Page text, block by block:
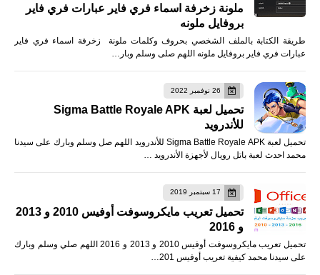
ملونة زخرفة اسماء فري فاير عبارات فري فاير
بروفايل ملونه
طريقة الكتابة بالملف الشخصي بحروف وكلمات ملونة زخرفة اسماء فري فاير
عبارات فري فاير بروفايل ملونه اللهم صلى وسلم وبار…
26 نوفمبر 2022
تحميل لعبة Sigma Battle Royale APK
للأندرويد
تحميل لعبة Sigma Battle Royale APK للأندرويد اللهم صل وسلم وبارك على سيدنا
محمد احدث لعبة باتل رويال لأجهزة الأندرويد …
17 سبتمبر 2019
تحميل تعريب مايكروسوفت أوفيس 2010 و 2013
و 2016
تحميل تعريب مايكروسوفت أوفيس 2010 و 2013 و 2016 اللهم صلي وسلم وبارك
على سيدنا محمد كيفية تعريب أوفيس 201…